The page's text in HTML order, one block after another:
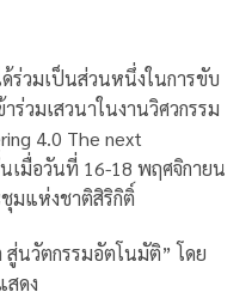
ร่วมเป็นส่วนหนึ่งในการขับ
ร่วมเสวนาในงานวิศวกรรม
4.0 The next
เมื่อวันที่ 16-18 พฤศจิกายน
มแห่งชาติสิริกิติ์
สู่นวัตกรรมอัตโนมัติ” โดย
สดง